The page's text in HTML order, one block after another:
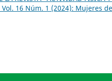
Vol. 16 Núm. 1 (2024): Mujeres